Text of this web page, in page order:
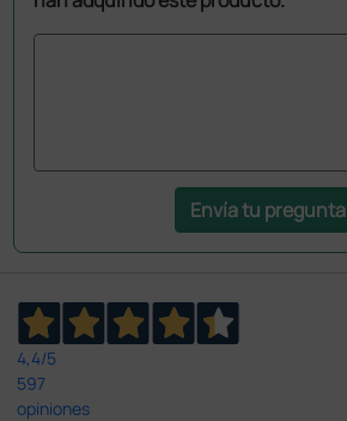
Envía tu pregunta
4,4/5
597
opiniones